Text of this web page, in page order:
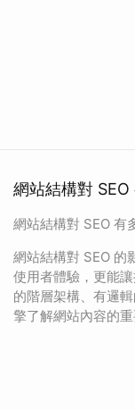
網站結構對
網站結構對 SEO 有
網站結構對 SEO 的
使用者體驗，更能
的階層架構、有邏
擎了解網站內容的重